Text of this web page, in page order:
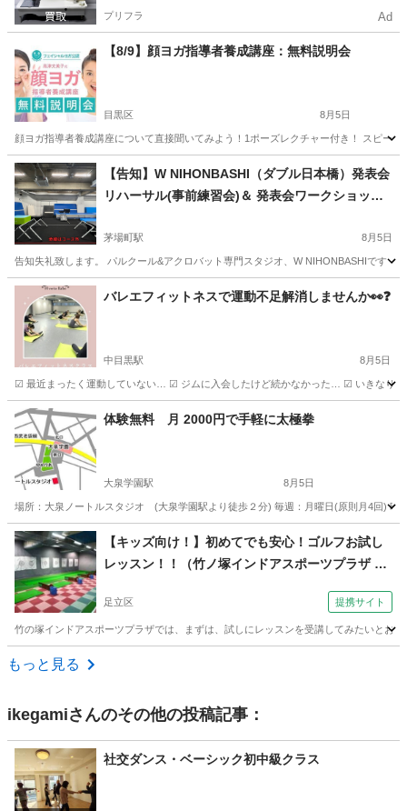
プリフラ Ad
【8/9】顔ヨガ指導者養成講座：無料説明会
目黒区 8月5日
顔ヨガ指導者養成講座について直接聞いてみよう！1ポーズレクチャー付き！ スピー
東京 目黒区 ヨガ
【告知】W NIHONBASHI（ダブル日本橋）発表会
リハーサル(事前練習会)＆ 発表会ワークショップ
茅場町駅 8月5日
告知失礼致します。 パルクール&アクロバット専門スタジオ、W NIHONBASHIです
東京 中央区 茅場町駅 その他 アクロバット
バレエフィットネスで運動不足解消しませんか👀❓
中目黒駅 8月5日
☑︎ 最近まったく運動していない… ︎︎︎︎︎︎☑︎ ジムに入会したけど続かなかった… ︎︎︎︎︎︎☑︎ いきなり
東京 目黒区 中目黒駅 その他 運動不足
体験無料 月 2000円で手軽に太極拳
大泉学園駅 8月5日
場所：大泉ノートルスタジオ (大泉学園駅より徒歩２分) 毎週：月曜日(原則月4回) 時
東京 練馬区 大泉学園駅 太極拳 練功
【キッズ向け！】初めてでも安心！ゴルフお試し
レッスン！！（竹ノ塚インドアスポーツプラザ ゴ
足立区 提携サイト
竹の塚インドアスポーツプラザでは、まずは、試しにレッスンを受講してみたいとお
東京 足立区
もっと見る
ikegamiさんのその他の投稿記事：
社交ダンス・ベーシック初中級クラス